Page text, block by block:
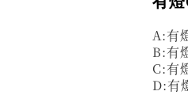
A:有
B:有
C:有
D:有